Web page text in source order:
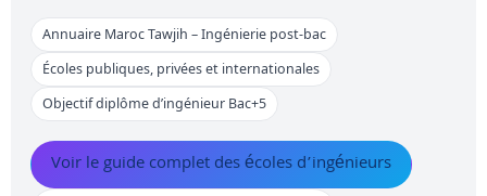
Annuaire Maroc Tawjih – Ingénierie post-bac
Écoles publiques, privées et internationales
Objectif diplôme d’ingénieur Bac+5
Voir le guide complet des écoles d’ingénieurs